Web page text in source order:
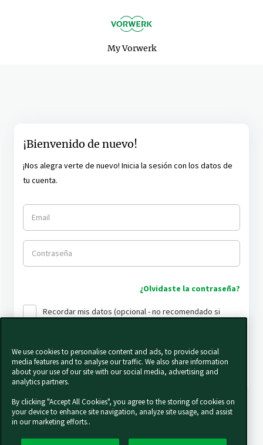
My Vorwerk
¡Bienvenido de nuevo!
¡Nos alegra verte de nuevo! Inicia la sesión con los datos de
tu cuenta.
Email
Contraseña
¿Olvidaste la contraseña?
Recordar mis datos (opcional - no recomendado si
Iniciar sesión
¿Eres nuevo por aquí?
¡Aprovecha las ventajas de tener tu propia cuenta!
We use cookies to personalise content and ads, to provide social
media features and to analyse our traffic. We also share information
about your use of our site with our social media, advertising and
analytics partners.
By clicking "Accept All Cookies", you agree to the storing of cookies on
your device to enhance site navigation, analyze site usage, and assist
in our marketing efforts..